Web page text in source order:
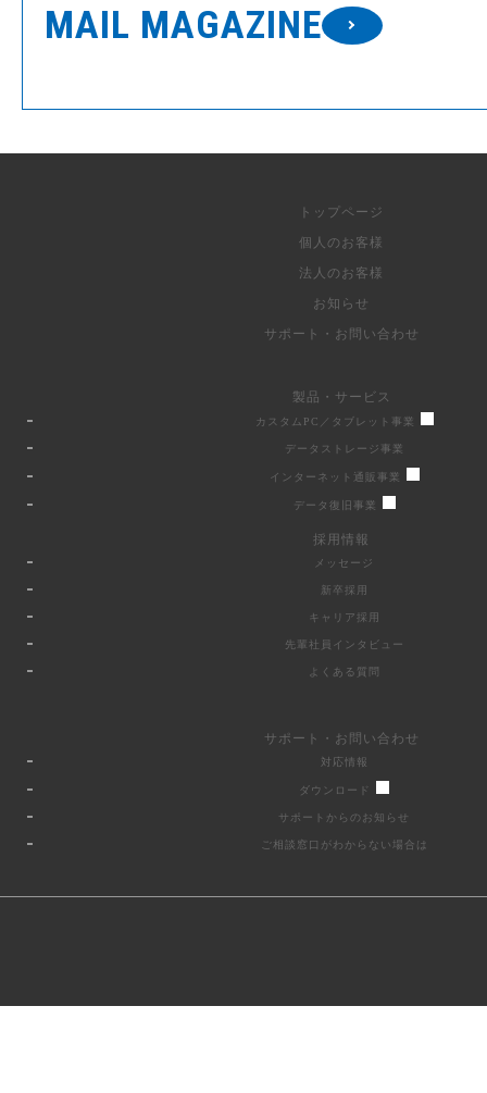
MAIL MAGAZINE
トップページ
個人のお客様
法人のお客様
お知らせ
サポート・お問い合わせ
製品・サービス
カスタムPC／タブレット事業
データストレージ事業
インターネット通販事業
データ復旧事業
採用情報
メッセージ
新卒採用
キャリア採用
先輩社員インタビュー
よくある質問
サポート・お問い合わせ
対応情報
ダウンロード
サポートからのお知らせ
ご相談窓口がわからない場合は